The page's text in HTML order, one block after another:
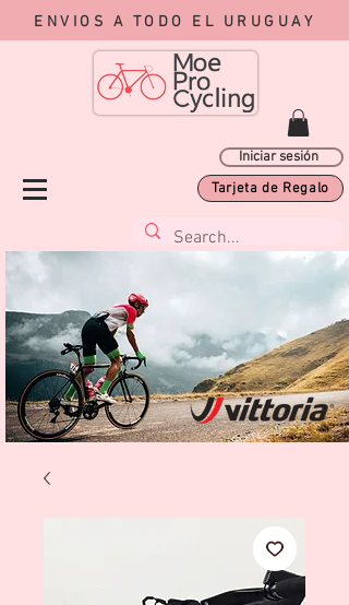
ENVIOS A TODO EL URUGUAY
Tarjeta de Regalo
Iniciar sesión